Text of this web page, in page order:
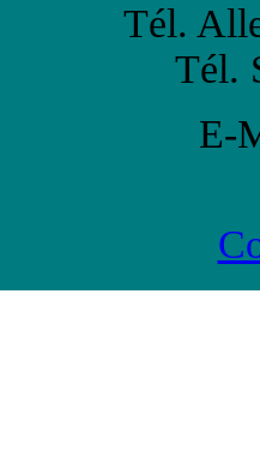
Tél.
Tél.
E-